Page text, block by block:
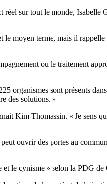
sur tout le monde,
moyen terme, mais il
ou le traitement
organismes sont présents
des solutions. »
Kim Thomassin. « Je sens
ouvrir des portes au
le cynisme » selon la PDG